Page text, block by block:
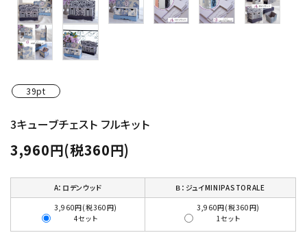
道具類
基本材料
ガイドライン
お問い合わせ
39pt
3キューブチェスト フルキット
3,960円(税360円)
A：ロデンウッド
Ｂ：ジュイMINIPASTORALE
3,960円(税360円)
4セット
3,960円(税360円)
1セット